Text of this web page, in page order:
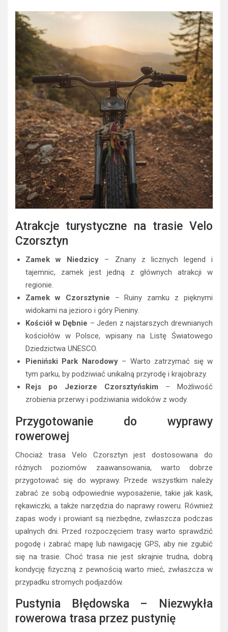
Atrakcje turystyczne na trasie Velo
Czorsztyn
Zamek w Niedzicy – Znany z licznych legend i
tajemnic, zamek jest jedną z głównych atrakcji w
regionie.
Zamek w Czorsztynie – Ruiny zamku z pięknymi
widokami na jezioro i góry Pieniny.
Kościół w Dębnie – Jeden z najstarszych drewnianych
kościołów w Polsce, wpisany na Listę Światowego
Dziedzictwa UNESCO.
Pieniński Park Narodowy– Warto zatrzymać się w
tym parku, by podziwiać unikalną przyrodę i krajobrazy.
Rejs po Jeziorze Czorsztyńskim – Możliwość
zrobienia przerwy i podziwiania widoków z wody.
Przygotowanie do wyprawy
rowerowej
Chociaż trasa Velo Czorsztyn jest dostosowana do
różnych poziomów zaawansowania, warto dobrze
przygotować się do wyprawy. Przede wszystkim należy
zabrać ze sobą odpowiednie wyposażenie, takie jak kask,
rękawiczki, a także narzędzia do naprawy roweru. Również
zapas wody i prowiant są niezbędne, zwłaszcza podczas
upalnych dni. Przed rozpoczęciem trasy warto sprawdzić
pogodę i zabrać mapę lub nawigację GPS, aby nie zgubić
się na trasie. Choć trasa nie jest skrajnie trudna, dobrą
kondycję fizyczną z pewnością warto mieć, zwłaszcza w
przypadku stromych podjazdów.
Pustynia Błędowska – Niezwykła
rowerowa trasa przez pustynię